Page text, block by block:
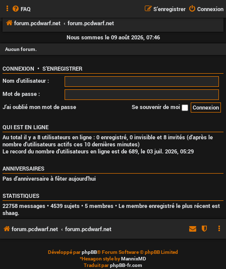
FAQ Connexion
S’enregistrer
forum.pcdwarf.net
forum.pcdwarf.net
Nous sommes le 09 août 2026, 07:46
Aucun forum.
CONNEXION • S’ENREGISTRER
Nom d’utilisateur :
Mot de passe :
J’ai oublié mon mot de passe
Se souvenir de moi
QUI EST EN LIGNE
Au total il y a 8 utilisateurs en ligne : 0 enregistré, 0 invisible et 8 invités (d’après le
nombre d’utilisateurs actifs ces 10 dernières minutes)
Le record du nombre d’utilisateurs en ligne est de 689 , le 03 juil. 2026, 05:29
ANNIVERSAIRES
Pas d’anniversaire à fêter aujourd’hui
STATISTIQUES
22758 messages • 4539 sujets • 5 membres • Le membre enregistré le plus récent est
shaag.
forum.pcdwarf.net forum.pcdwarf.net
Développé parphpBB® Forum Software © phpBB Limited
*Hexagon style byMannixMD
Traduit parphpBB-fr.com